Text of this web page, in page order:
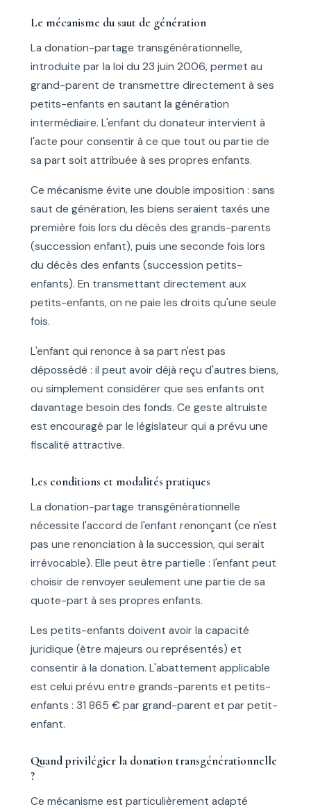
Le mécanisme du saut de génération
La donation-partage transgénérationnelle,
introduite par la loi du 23 juin 2006, permet au
grand-parent de transmettre directement à ses
petits-enfants en sautant la génération
intermédiaire. L'enfant du donateur intervient à
l'acte pour consentir à ce que tout ou partie de
sa part soit attribuée à ses propres enfants.
Ce mécanisme évite une double imposition : sans
saut de génération, les biens seraient taxés une
première fois lors du décès des grands-parents
(succession enfant), puis une seconde fois lors
du décès des enfants (succession petits-
enfants). En transmettant directement aux
petits-enfants, on ne paie les droits qu'une seule
fois.
L'enfant qui renonce à sa part n'est pas
dépossédé : il peut avoir déjà reçu d'autres biens,
ou simplement considérer que ses enfants ont
davantage besoin des fonds. Ce geste altruiste
est encouragé par le législateur qui a prévu une
fiscalité attractive.
Les conditions et modalités pratiques
La donation-partage transgénérationnelle
nécessite l'accord de l'enfant renonçant (ce n'est
pas une renonciation à la succession, qui serait
irrévocable). Elle peut être partielle : l'enfant peut
choisir de renvoyer seulement une partie de sa
quote-part à ses propres enfants.
Les petits-enfants doivent avoir la capacité
juridique (être majeurs ou représentés) et
consentir à la donation. L'abattement applicable
est celui prévu entre grands-parents et petits-
enfants : 31 865 € par grand-parent et par petit-
enfant.
Quand privilégier la donation transgénérationnelle
?
Ce mécanisme est particulièrement adapté